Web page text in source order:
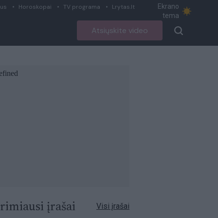
Horoskopai TV programa Lrytas.lt
Ekrano
tema
Atsiųskite video
įrašai Visi įrašai